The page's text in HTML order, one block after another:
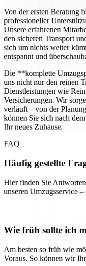
Von der ersten Beratung
professioneller
Unsere erfahrenen
den sicheren Transport
sich um nichts weiter
entspannt und
Die **komplette
uns nicht nur den reinen
Dienstleistungen wie
Versicherungen. Wir
verläuft – von der
können Sie sich nach
Ihr neues Zuhause.
FAQ
Häufig gestellte
Hier finden Sie
unseren Umzugsservice
Wie früh sollte ich
Am besten so früh wie
Voraus. So können wir